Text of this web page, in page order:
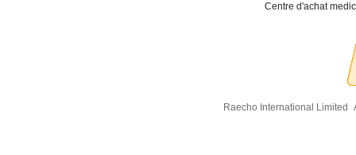
Centre d'achat
Raecho International Limited